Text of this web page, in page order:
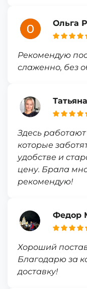
Ольга
Рекомендую
слаженно, без
Здесь
которые
удобстве и
цену. Брала
рекомендую!
Федор
Хороший
Благодарю за
доставку!